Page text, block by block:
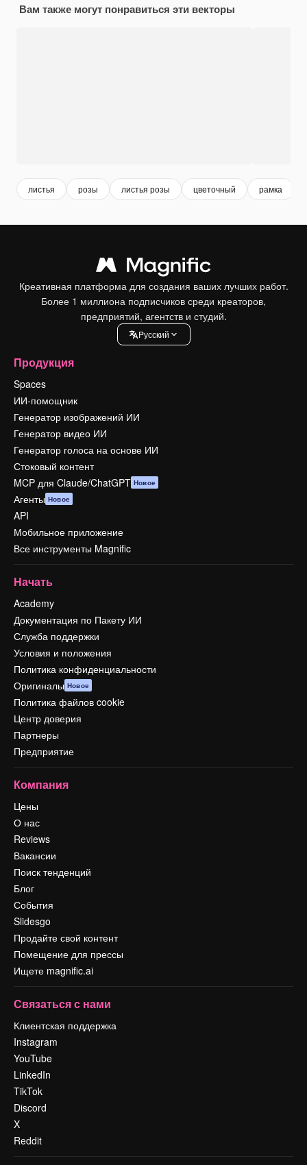
Вам также могут понравиться эти векторы
листья розы листья розы цветочный рамка
Креативная платформа для создания ваших лучших работ.
Более 1 миллиона подписчиков среди креаторов,
предприятий, агентств и студий.
Pусский
Продукция
Spaces
ИИ-помощник
Генератор изображений ИИ
Генератор видео ИИ
Генератор голоса на основе ИИ
Стоковый контент
MCP для Claude/ChatGPT Новое
Агенты Новое
API
Мобильное приложение
Все инструменты Magnific
Начать
Academy
Документация по Пакету ИИ
Служба поддержки
Условия и положения
Политика конфиденциальности
Оригиналы Новое
Политика файлов cookie
Центр доверия
Партнеры
Предприятие
Компания
Цены
О нас
Reviews
Вакансии
Поиск тенденций
Блог
События
Slidesgo
Продайте свой контент
Помещение для прессы
Ищете magnific.ai
Связаться с нами
Клиентская поддержка
Instagram
YouTube
LinkedIn
TikTok
Discord
X
Reddit